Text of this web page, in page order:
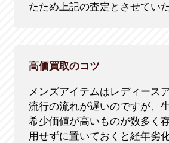
たため上記の査定とさせてい
高価買取のコツ
メンズアイテムはレディース
流行の流れが遅いのですが、
希少価値が高いものが数多く
用せずに置いておくと経年劣